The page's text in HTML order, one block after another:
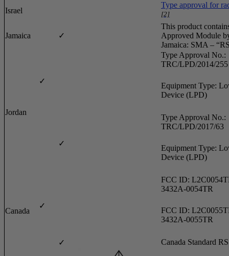
Israel
Type approval for
[2]
Jamaica ✓
This product
Approved Module
Jamaica: SMA –
Jordan
✓
Type Approval No.:
TRC/LPD/2014/255
Equipment Type:
Device (LPD)
✓
Type Approval No.:
TRC/LPD/2017/63
Equipment Type:
Device (LPD)
Canada
✓
FCC ID:
3432A-0054TR
FCC ID:
3432A-0055TR
✓ Canada Standard